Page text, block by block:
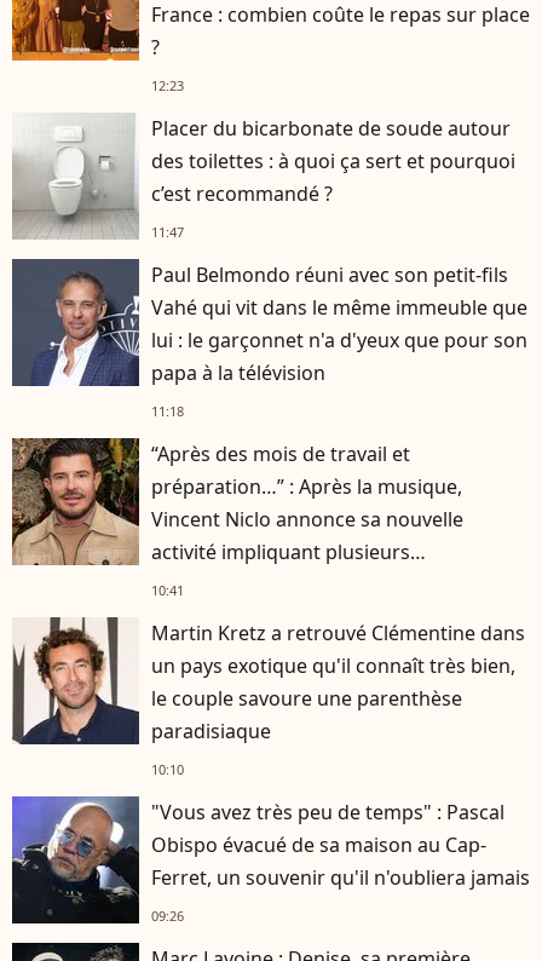
France : combien coûte le repas sur place
?
12:23
Placer du bicarbonate de soude autour
des toilettes : à quoi ça sert et pourquoi
c’est recommandé ?
11:47
Paul Belmondo réuni avec son petit-fils
Vahé qui vit dans le même immeuble que
lui : le garçonnet n'a d'yeux que pour son
papa à la télévision
11:18
“Après des mois de travail et
préparation…” : Après la musique,
Vincent Niclo annonce sa nouvelle
activité impliquant plusieurs
personnalités
10:41
Martin Kretz a retrouvé Clémentine dans
un pays exotique qu'il connaît très bien,
le couple savoure une parenthèse
paradisiaque
10:10
"Vous avez très peu de temps" : Pascal
Obispo évacué de sa maison au Cap-
Ferret, un souvenir qu'il n'oubliera jamais
09:26